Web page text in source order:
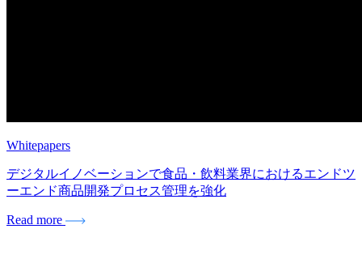
Whitepapers
デジタルイノベーションで食品・飲料業界におけるエンドツ
ーエンド商品開発プロセス管理を強化
Read more